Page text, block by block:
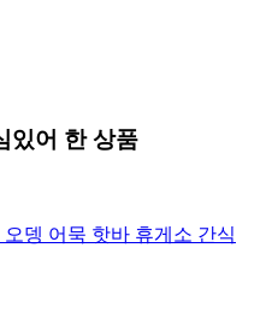
있어 한 상품
뎅 어묵 핫바 휴게소 간식